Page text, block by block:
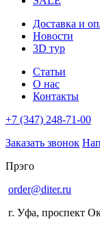
Доставка и
Новости
3D тур
Статьи
О нас
Контакты
+7 (347) 248-71-00
Заказать звонок
Прэго
order@diter.ru
г. Уфа, проспект